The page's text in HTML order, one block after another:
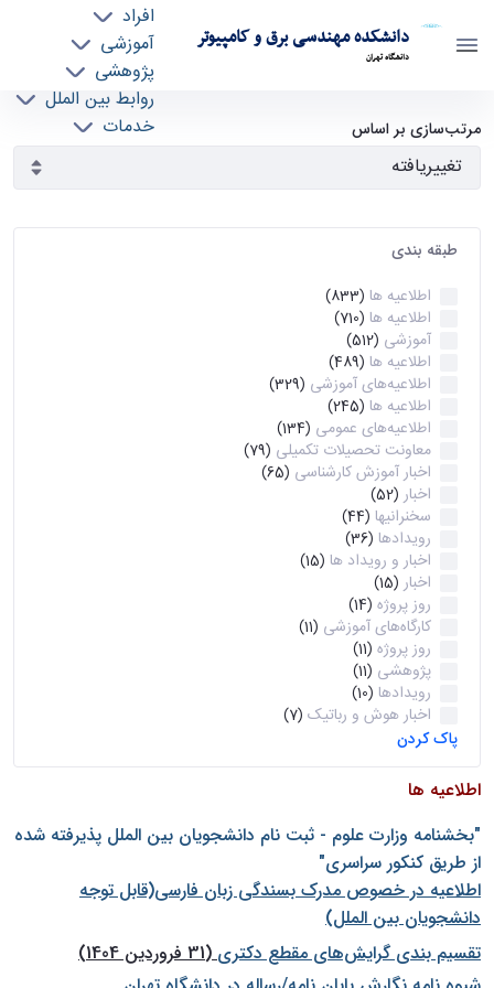
دانشکده مهندسی برق و کامپیوتر
دانشگاه تهران
افراد
آموزشی
پژوهشی
روابط بین الملل
خدمات
آرشیو اطلاعیه ها - ece- دانشکده مهندسی برق و
کامپیوتر
مرتب‌سازی بر اساس
طبقه بندی
اطلاعیه ها (833)
اطلاعیه ها (710)
آموزشی (512)
اطلاعیه ها (489)
اطلاعیه‌های‌ آموزشی (329)
اطلاعیه ها (245)
اطلاعیه‌های عمومی (134)
معاونت تحصیلات تکمیلی (79)
اخبار آموزش کارشناسی (65)
اخبار (52)
سخنرانیها (44)
رویدادها (36)
اخبار و رویداد ها (15)
اخبار (15)
روز پروژه (14)
کارگاه‌های آموزشی (11)
روز پروژه (11)
پژوهشی (11)
رویدادها (10)
اخبار هوش و رباتیک (7)
پاک کردن
اطلاعیه ها
"بخشنامه وزارت علوم - ثبت نام دانشجويان بين الملل پذيرفته شده
از طريق كنكور سراسری"
اطلاعیه در خصوص مدرک بسندگی زبان فارسی(قابل توجه
دانشجویان بین الملل)
تقسیم بندی گرایش‌های مقطع دکتری(31 فروردین 1404)